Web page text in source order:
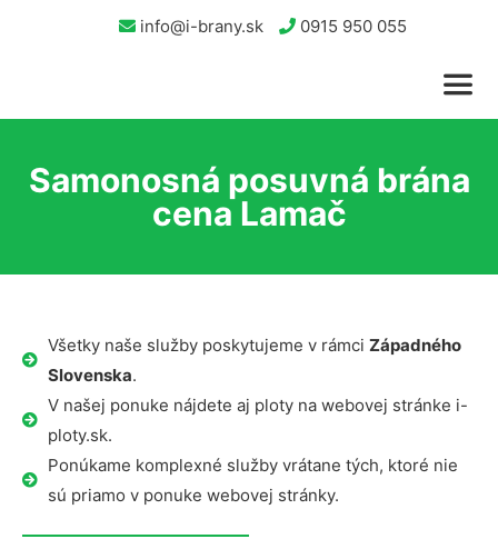
info@i-brany.sk 0915 950 055
Samonosná posuvná brána
cena Lamač
Všetky naše služby poskytujeme v rámci Západného
Slovenska.
V našej ponuke nájdete aj ploty na webovej stránke i-
ploty.sk.
Ponúkame komplexné služby vrátane tých, ktoré nie
sú priamo v ponuke webovej stránky.